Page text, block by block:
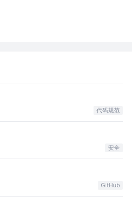
代码规范
安全
GitHub